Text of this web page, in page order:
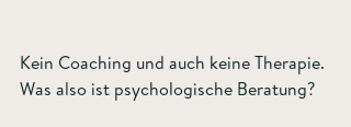
Kein Coaching und auch keine Therapie.
Was also ist psychologische Beratung?